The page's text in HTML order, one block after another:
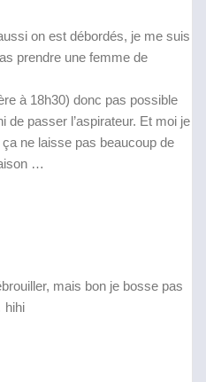
on est débordés, je me suis
prendre une femme de
à 18h30) donc pas possible
de passer l’aspirateur. Et moi je
ne laisse pas beaucoup de
…
mais bon je bosse pas
hihi